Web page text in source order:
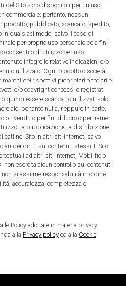
del Sito sono disponibili per un uso
commerciale; pertanto, nessun
pubblicato, scaricato, spedito,
qualsiasi modo, salvo il caso di
per proprio uso personale ed a fini
consentito di utilizzo per uso
integre le relative indicazioni e/o
utilizzato. Ogni prodotto o società
marchi dei rispettivi proprietari o titolari e
e/o copyright concessi o registrati
quindi essere scaricati o utilizzati solo
pertanto nulla, neppure in parte,
o rivenduto per fini di lucro o per trarne
la pubblicazione, la distribuzione,
nel Sito in altri siti Internet, salvo
dei diritti sui contenuti stessi. Il Sito
ad altri siti Internet, Mobilificio
non esercita alcun controllo sui contenuti
si assume responsabilità in ordine
accuratezza, completezza e
Policy adottate in materia privacy
alla Privacy policyed alla Cookie